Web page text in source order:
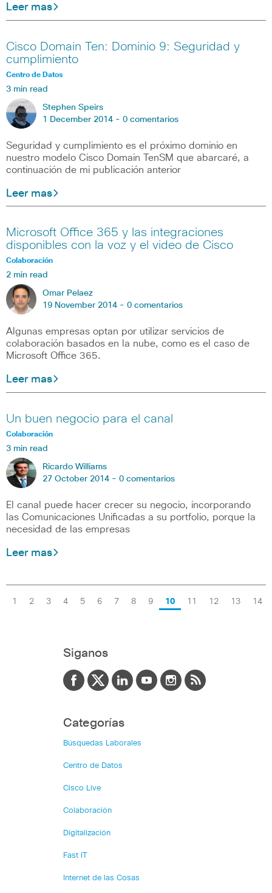
Leer mas
Cisco Domain Ten: Dominio 9: Seguridad y
cumplimiento
Centro de Datos
3 min read
Stephen Speirs
1 December 2014 - 0 comentarios
Seguridad y cumplimiento es el próximo dominio en
nuestro modelo Cisco Domain TenSM que abarcaré, a
continuación de mi publicación anterior
Leer mas
Microsoft Office 365 y las integraciones
disponibles con la voz y el video de Cisco
Colaboración
2 min read
Omar Pelaez
19 November 2014 - 0 comentarios
Algunas empresas optan por utilizar servicios de
colaboración basados en la nube, como es el caso de
Microsoft Office 365.
Leer mas
Un buen negocio para el canal
Colaboración
3 min read
Ricardo Williams
27 October 2014 - 0 comentarios
El canal puede hacer crecer su negocio, incorporando
las Comunicaciones Unificadas a su portfolio, porque la
necesidad de las empresas
Leer mas
1 2 3 4 5 6 7 8 9 10 11 12 13 14
Siganos
Categorías
Búsquedas Laborales
Centro de Datos
Cisco Live
Colaboración
Digitalización
Fast IT
Internet de las Cosas